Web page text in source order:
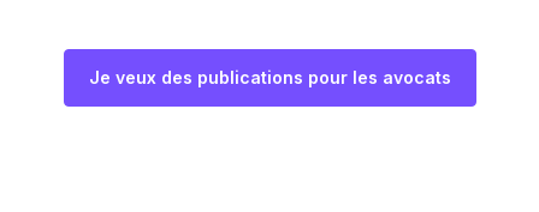
Je veux des publications pour les avocats